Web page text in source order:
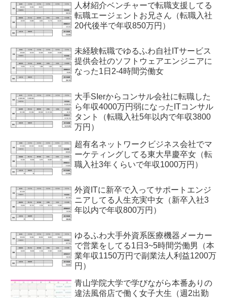
人材紹介ベンチャーで転職支援してる
転職エージェントお兄さん（転職入社
20代後半で年収850万円）
未経験転職でゆるふわ自社ITサービス
提供会社のソフトウェアエンジニアに
なった1日2-4時間労働女
大手SIerからコンサル会社に転職した
ら年収4000万円弱になったITコンサル
タント（転職入社5年以内で年収3800
万円）
超有名ネットワークビジネス会社でマ
ーケティングしてる東大早慶卒女（転
職入社3年くらいで年収1000万円）
外資ITに新卒で入ってサポートエンジ
ニアしてる人生充実中女（新卒入社3
年以内で年収800万円）
ゆるふわ大手外資系医療機器メーカー
で営業をしてる1日3~5時間労働男（本
業年収1150万円で副業法人利益1200万
円）
青山学院大学で学びながら本番ありの
違法風俗店で働く女子大生（週2出勤